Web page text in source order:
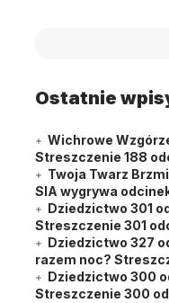
Ostatnie
Wichrowe
Streszczenie 188
Twoja Twarz
SIA wygrywa
Dziedzictwo 301
Streszczenie 301
Dziedzictwo 327
razem noc?
Dziedzictwo 300
Streszczenie 300